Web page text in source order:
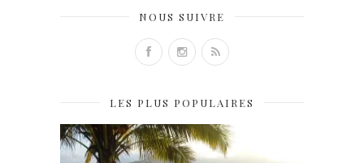
NOUS SUIVRE
LES PLUS POPULAIRES